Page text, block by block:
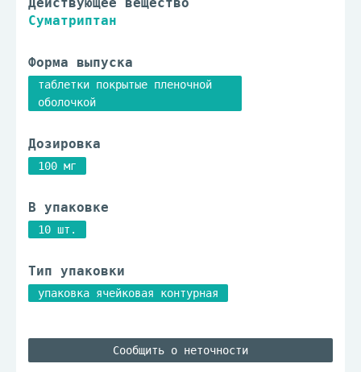
Суматриптан
Форма выпуска
таблетки покрытые пленочной
оболочкой
Дозировка
100 мг
В упаковке
10 шт.
Тип упаковки
упаковка ячейковая контурная
Сообщить о неточности